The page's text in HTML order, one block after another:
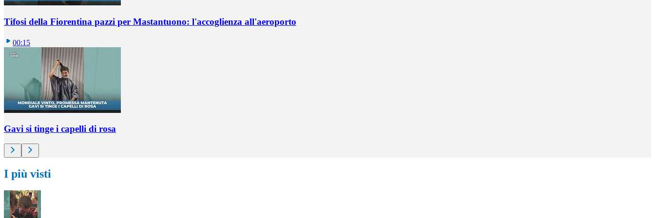
Tifosi della Fiorentina pazzi per Mastantuono: l'accoglienza all'aeroporto
00:15
Gavi si tinge i capelli di rosa
I più visti